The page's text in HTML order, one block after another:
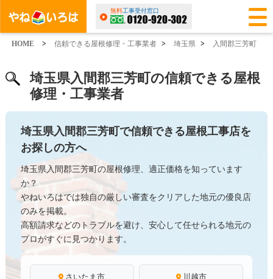
無料工事受付窓口
HOME > 信頼できる屋根修理・工事業者 > 埼玉県 > 入間郡三芳町
埼玉県入間郡三芳町の信頼できる屋根
修理・工事業者
埼玉県入間郡三芳町で信頼できる屋根工事店を
お探しの方へ
埼玉県入間郡三芳町の屋根修理、適正価格を知っています
か？
やねいろはでは独自の厳しい審査をクリアした地元の優良店
のみを掲載。
高額請求などのトラブルを避け、安心して任せられる地元の
プロがすぐに見つかります。
さいたま市 川越市